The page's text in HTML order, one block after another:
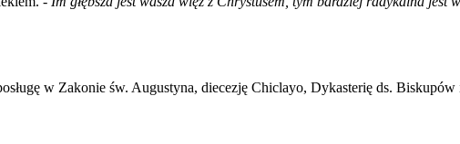
w Zakonie św. Augustyna, diecezję Chiclayo, Dykasterię ds.